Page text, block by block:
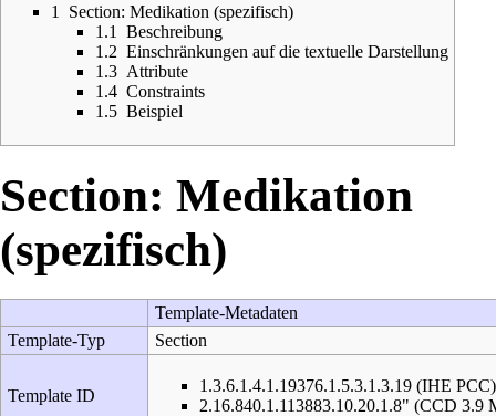
1
Section: Medikation (spezifisch)
1.1
Beschreibung
1.2 Einschränkungen auf die textuelle Darstellung
1.3 Attribute
1.4 Constraints
1.5 Beispiel
Section: Medikation
(spezifisch)
Template-Metadaten
Template-Typ
Section
Template ID
1.3.6.1.4.1.19376.1.5.3.1.3.19 (IHE PCC)
2.16.840.1.113883.10.20.1.8" (CCD 3.9